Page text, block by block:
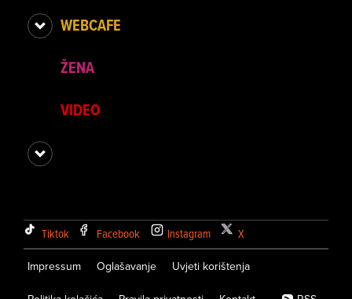
WEBCAFE
ŽENA
VIDEO
Tiktok Facebook Instagram X
Impressum Oglašavanje Uvjeti korištenja